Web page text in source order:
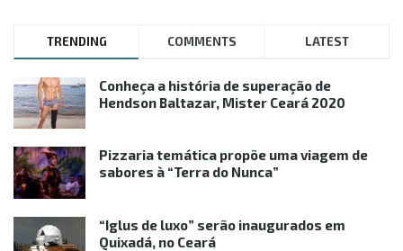
TRENDING COMMENTS LATEST
Conheça a história de superação de
Hendson Baltazar, Mister Ceará 2020
Pizzaria temática propõe uma viagem de
sabores à “Terra do Nunca”
“Iglus de luxo” serão inaugurados em
Quixadá, no Ceará